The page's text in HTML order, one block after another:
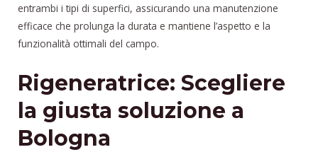
entrambi i tipi di superfici, assicurando una manutenzione
efficace che prolunga la durata e mantiene l’aspetto e la
funzionalità ottimali del campo.
Rigeneratrice: Scegliere
la giusta soluzione a
Bologna